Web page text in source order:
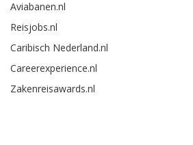
Aviabanen.nl
Reisjobs.nl
Caribisch Nederland.nl
Careerexperience.nl
Zakenreisawards.nl